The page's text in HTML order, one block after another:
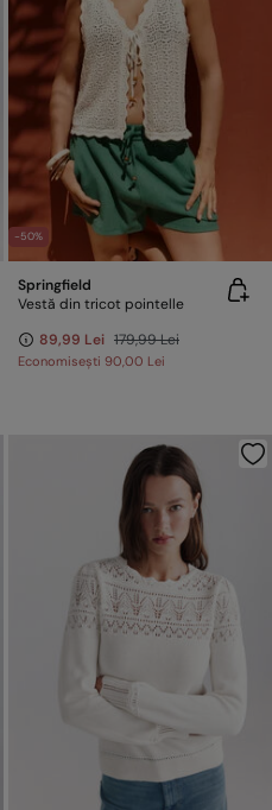
-50%
Springfield
Vestă din tricot pointelle
89,99 Lei 179,99 Lei
Economisești 90,00 Lei